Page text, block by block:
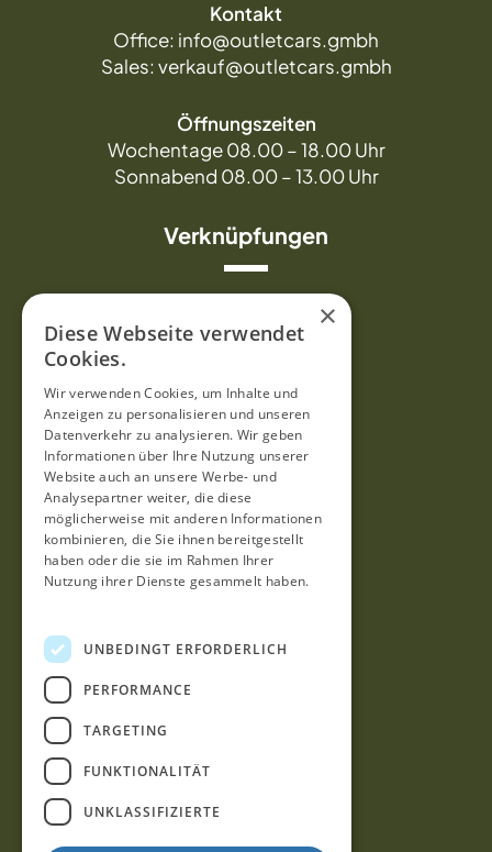
Kontakt
Office: info@outletcars.gmbh
Sales: verkauf@outletcars.gmbh
Öffnungszeiten
Wochentage 08.00 – 18.00 Uhr
Sonnabend 08.00 – 13.00 Uhr
Verknüpfungen
Kontakt
FAQ
Hilfe
Datenschutzerklärung
Geschäftsbedingungen
×
Diese Webseite verwendet
Cookies.
Wir verwenden Cookies, um Inhalte und
Anzeigen zu personalisieren und unseren
Datenverkehr zu analysieren. Wir geben
Informationen über Ihre Nutzung unserer
Website auch an unsere Werbe- und
Analysepartner weiter, die diese
möglicherweise mit anderen Informationen
kombinieren, die Sie ihnen bereitgestellt
haben oder die sie im Rahmen Ihrer
Nutzung ihrer Dienste gesammelt haben.
UNBEDINGT ERFORDERLICH
PERFORMANCE
TARGETING
FUNKTIONALITÄT
UNKLASSIFIZIERTE